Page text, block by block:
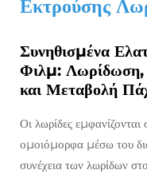
Εκτρούσης
Συνηθισμένα
Φιλμ: Λωρίδωση,
και Μεταβολή
Οι λωρίδες
ομοιόμορφα μέσω του
συνέχεια των λωρίδων